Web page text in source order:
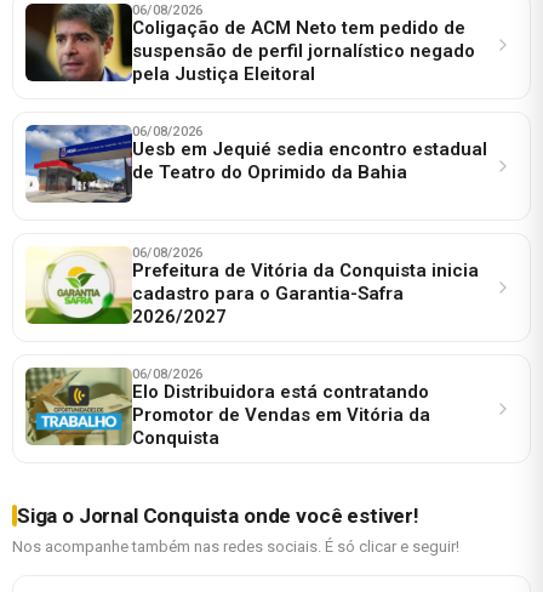
06/08/2026
Coligação de ACM Neto tem pedido de
suspensão de perfil jornalístico negado
pela Justiça Eleitoral
06/08/2026
Uesb em Jequié sedia encontro estadual
de Teatro do Oprimido da Bahia
06/08/2026
Prefeitura de Vitória da Conquista inicia
cadastro para o Garantia-Safra
2026/2027
06/08/2026
Elo Distribuidora está contratando
Promotor de Vendas em Vitória da
Conquista
Siga o Jornal Conquista onde você estiver!
Nos acompanhe também nas redes sociais. É só clicar e seguir!